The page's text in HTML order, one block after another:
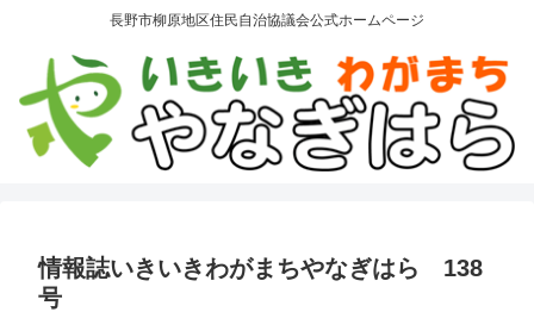
長野市柳原地区住民自治協議会公式ホームページ
情報誌いきいきわがまちやなぎはら 138
号